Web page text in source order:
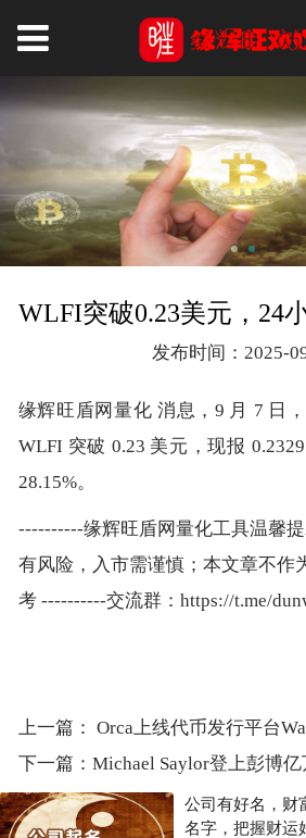
WLFI突破0.23美元，24
发布时间：2025-
缘辉旺盾网量化 消息，9 月 7 日
WLFI 突破 0.23 美元，现报
28.15%。
----------缘辉旺盾网量化工具温馨
有风险，入市需谨慎；本文章不作
考 ----------交流群：https://t.me/
上一篇： Orca上线代币发行平台
下一篇： Michael Saylor登上彭博亿万富翁前500
公司有好名，财
名字，把握财运